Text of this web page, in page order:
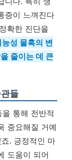
증이 느껴진다
확한 진단을
성 물혹의 변
줄이는 데 큰
들
통해 전반적
중요해질 거예
. 긍정적인 마
도움이 되어